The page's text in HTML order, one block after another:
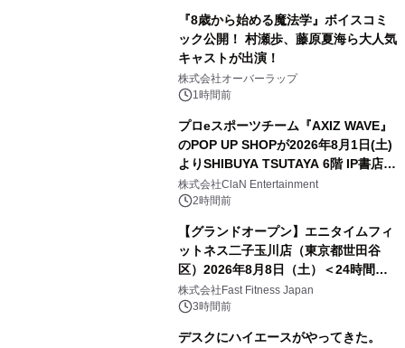
『8歳から始める魔法学』ボイスコミ
ック公開！ 村瀬歩、藤原夏海ら大人気
キャストが出演！
株式会社オーバーラップ
1時間前
プロeスポーツチーム『AXIZ WAVE』
のPOP UP SHOPが2026年8月1日(土)
よりSHIBUYA TSUTAYA 6階 IP書店で
開催決定！！
株式会社ClaN Entertainment
2時間前
【グランドオープン】エニタイムフィ
ットネス二子玉川店（東京都世田谷
区）2026年8月8日（土）＜24時間年
中無休のフィットネスジム＞
株式会社Fast Fitness Japan
3時間前
デスクにハイエースがやってきた。